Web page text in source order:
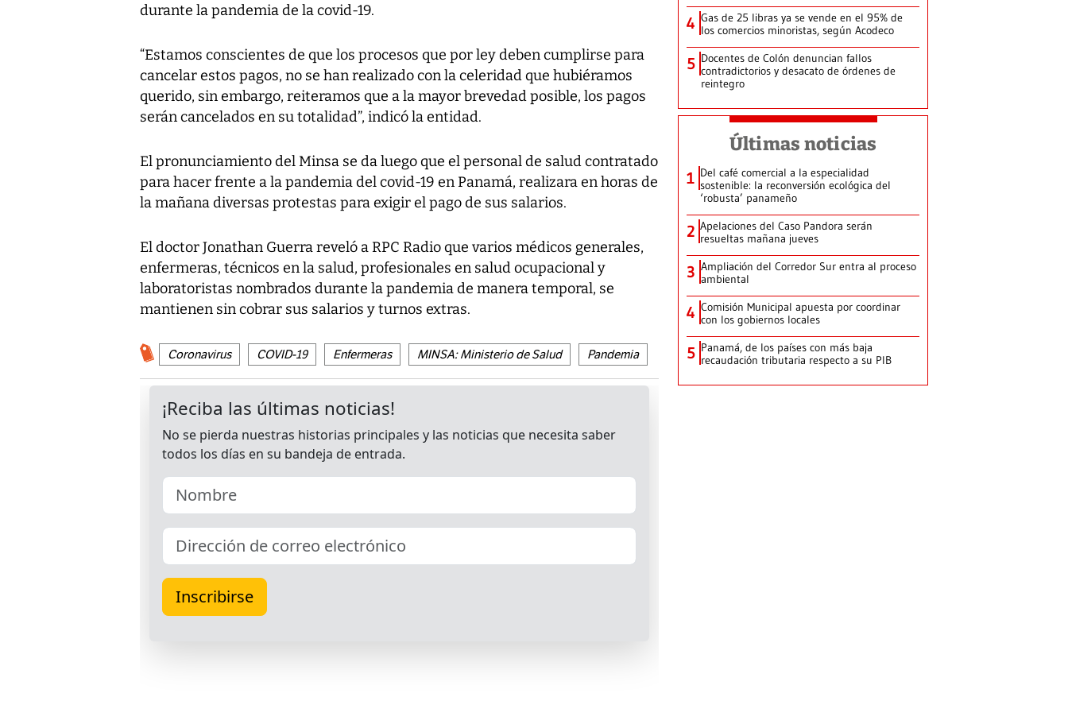
durante la pandemia de la covid-19.
“Estamos conscientes de que los procesos que por ley deben cumplirse para
cancelar estos pagos, no se han realizado con la celeridad que hubiéramos
querido, sin embargo, reiteramos que a la mayor brevedad posible, los pagos
serán cancelados en su totalidad”, indicó la entidad.
El pronunciamiento del Minsa se da luego que el personal de salud contratado
para hacer frente a la pandemia del covid-19 en Panamá, realizara en horas de
la mañana diversas protestas para exigir el pago de sus salarios.
El doctor Jonathan Guerra reveló a RPC Radio que varios médicos generales,
enfermeras, técnicos en la salud, profesionales en salud ocupacional y
laboratoristas nombrados durante la pandemia de manera temporal, se
mantienen sin cobrar sus salarios y turnos extras.
Coronavirus COVID-19 Enfermeras MINSA: Ministerio de Salud Pandemia
4 Gas de 25 libras ya se vende en el 95% de
los comercios minoristas, según Acodeco
5 Docentes de Colón denuncian fallos
contradictorios y desacato de órdenes de
reintegro
Últimas noticias
1 Del café comercial a la especialidad
sostenible: la reconversión ecológica del
‘robusta’ panameño
2 Apelaciones del Caso Pandora serán
resueltas mañana jueves
3 Ampliación del Corredor Sur entra al proceso
ambiental
4 Comisión Municipal apuesta por coordinar
con los gobiernos locales
5 Panamá, de los países con más baja
recaudación tributaria respecto a su PIB